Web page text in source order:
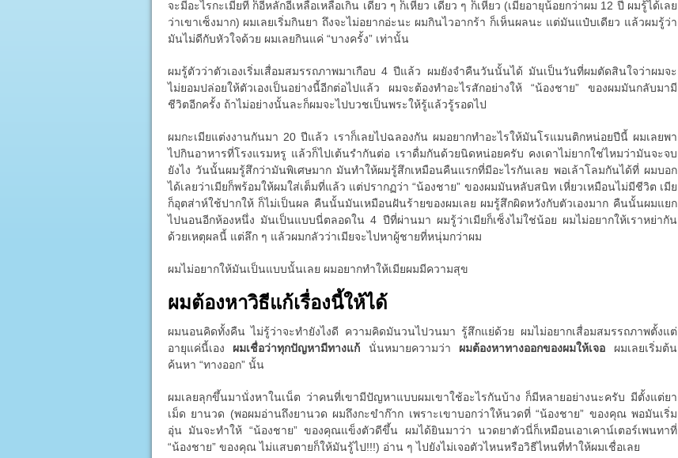
จะมีอะไรกะเมียที ก็อีหลั่กอีเหลื่อเหลือเกิน เดี๋ยว ๆ ก็เหี่ยว เดี๋ยว ๆ ก็เหี่ยว (เมียอายุน้อยกว่าผม 12 ปี ผมรู้ได้เลย
ว่าเขาเซ็งมาก) ผมเลยเริ่มกินยา ถึงจะไม่อยากอ่ะนะ ผมกินไวอากร้า ก็เห็นผลนะ แต่มันแป๋บเดียว แล้วผมรู้ว่า
มันไม่ดีกับหัวใจด้วย ผมเลยกินแค่ “บางครั้ง” เท่านั้น
ผมรู้ตัวว่าตัวเองเริ่มเสื่อมสมรรถภาพมาเกือบ 4 ปีแล้ว ผมยังจำคืนวันนั้นได้ มันเป็นวันที่ผมตัดสินใจว่าผมจะ
ไม่ยอมปล่อยให้ตัวเองเป็นอย่างนี้อีกต่อไปแล้ว ผมจะต้องทำอะไรสักอย่างให้ “น้องชาย” ของผมมันกลับมามี
ชีวิตอีกครั้ง ถ้าไม่อย่างนั้นละก็ผมจะไปบวชเป็นพระให้รู้แล้วรู้รอดไป
ผมกะเมียแต่งงานกันมา 20 ปีแล้ว เราก็เลยไปฉลองกัน ผมอยากทำอะไรให้มันโรแมนติกหน่อยปีนี้ ผมเลยพา
ไปกินอาหารที่โรงแรมหรู แล้วก็ไปเต้นรำกันต่อ เราดื่มกันด้วยนิดหน่อยครับ คงเดาไม่ยากใช่ไหมว่ามันจะจบ
ยังไง วันนั้นผมรู้สึกว่ามันพิเศษมาก มันทำให้ผมรู้สึกเหมือนคืนแรกที่มีอะไรกันเลย พอเล้าโลมกันได้ที่ ผมบอก
ได้เลยว่าเมียก็พร้อมให้ผมใส่เต็มที่แล้ว แต่ปรากฏว่า “น้องชาย” ของผมมันหลับสนิท เหี่ยวเหมือนไม่มีชีวิต เมีย
ก็อุตส่าห์ใช้ปากให้ ก็ไม่เป็นผล คืนนั้นมันเหมือนฝันร้ายของผมเลย ผมรู้สึกผิดหวังกับตัวเองมาก คืนนั้นผมแยก
ไปนอนอีกห้องหนึ่ง มันเป็นแบบนี่ตลอดใน 4 ปีที่ผ่านมา ผมรู้ว่าเมียก็เซ็งไม่ใช่น้อย ผมไม่อยากให้เราหย่ากัน
ด้วยเหตุผลนี้ แต่ลึก ๆ แล้วผมกลัวว่าเมียจะไปหาผู้ชายที่หนุ่มกว่าผม
ผมไม่อยากให้มันเป็นแบบนั้นเลย ผมอยากทำให้เมียผมมีความสุข
ผมต้องหาวิธีแก้เรื่องนี้ให้ได้
ผมนอนคิดทั้งคืน ไม่รู้ว่าจะทำยังไงดี ความคิดมันวนไปวนมา รู้สึกแย่ด้วย ผมไม่อยากเสื่อมสมรรถภาพตั้งแต่
อายุแค่นี้เอง ผมเชื่อว่าทุกปัญหามีทางแก้ นั่นหมายความว่า ผมต้องหาทางออกของผมให้เจอ ผมเลยเริ่มต้น
ค้นหา “ทางออก” นั้น
ผมเลยลุกขึ้นมานั่งหาในเน็ต ว่าคนที่เขามีปัญหาแบบผมเขาใช้อะไรกันบ้าง ก็มีหลายอย่างนะครับ มีตั้งแต่ยา
เม็ด ยานวด (พอผมอ่านถึงยานวด ผมถึงกะขำก๊าก เพราะเขาบอกว่าให้นวดที่ “น้องชาย” ของคุณ พอมันเริ่ม
อุ่น มันจะทำให้ “น้องชาย” ของคุณแข็งตัวดีขึ้น ผมได้ยินมาว่า นวดยาตัวนี่ก็เหมือนเอาเคาน์เตอร์เพนทาที่
“น้องชาย” ของคุณ ไม่แสบตายก็ให้มันรู้ไป!!!) อ่าน ๆ ไปยังไม่เจอตัวไหนหรือวิธีไหนที่ทำให้ผมเชื่อเลย